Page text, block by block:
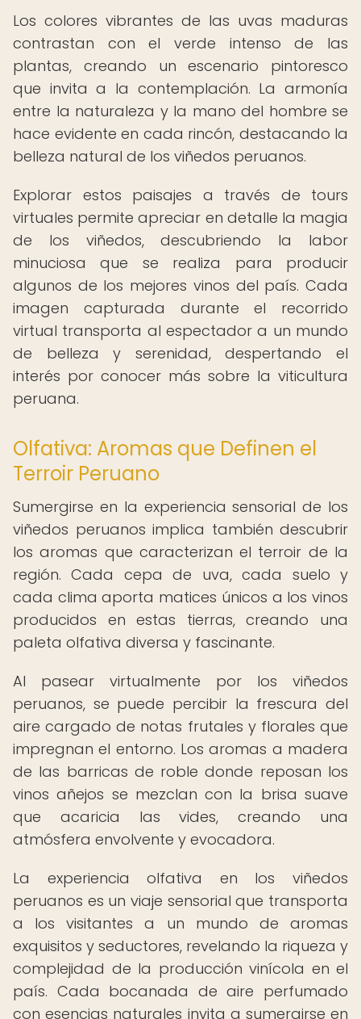
Los colores vibrantes de las uvas maduras
contrastan con el verde intenso de las
plantas, creando un escenario pintoresco
que invita a la contemplación. La armonía
entre la naturaleza y la mano del hombre se
hace evidente en cada rincón, destacando la
belleza natural de los viñedos peruanos.
Explorar estos paisajes a través de tours
virtuales permite apreciar en detalle la magia
de los viñedos, descubriendo la labor
minuciosa que se realiza para producir
algunos de los mejores vinos del país. Cada
imagen capturada durante el recorrido
virtual transporta al espectador a un mundo
de belleza y serenidad, despertando el
interés por conocer más sobre la viticultura
peruana.
Olfativa: Aromas que Definen el
Terroir Peruano
Sumergirse en la experiencia sensorial de los
viñedos peruanos implica también descubrir
los aromas que caracterizan el terroir de la
región. Cada cepa de uva, cada suelo y
cada clima aporta matices únicos a los vinos
producidos en estas tierras, creando una
paleta olfativa diversa y fascinante.
Al pasear virtualmente por los viñedos
peruanos, se puede percibir la frescura del
aire cargado de notas frutales y florales que
impregnan el entorno. Los aromas a madera
de las barricas de roble donde reposan los
vinos añejos se mezclan con la brisa suave
que acaricia las vides, creando una
atmósfera envolvente y evocadora.
La experiencia olfativa en los viñedos
peruanos es un viaje sensorial que transporta
a los visitantes a un mundo de aromas
exquisitos y seductores, revelando la riqueza y
complejidad de la producción vinícola en el
país. Cada bocanada de aire perfumado
con esencias naturales invita a sumergirse en